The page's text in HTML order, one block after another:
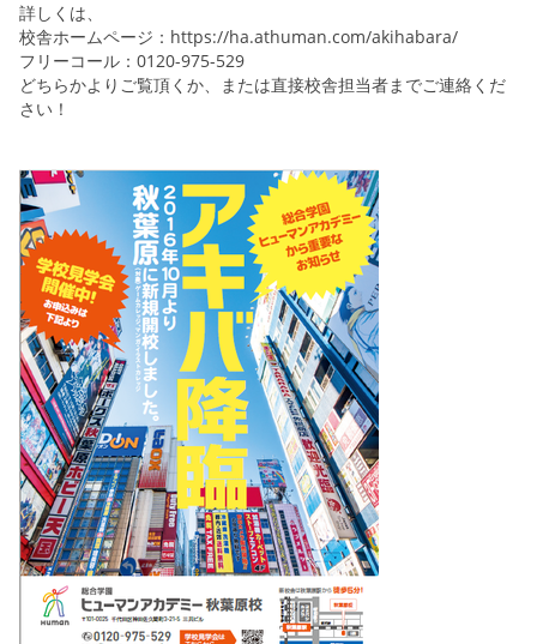
詳しくは、
校舎ホームページ：https://ha.athuman.com/akihabara/
フリーコール：0120-975-529
どちらかよりご覧頂くか、または直接校舎担当者までご連絡くだ
さい！